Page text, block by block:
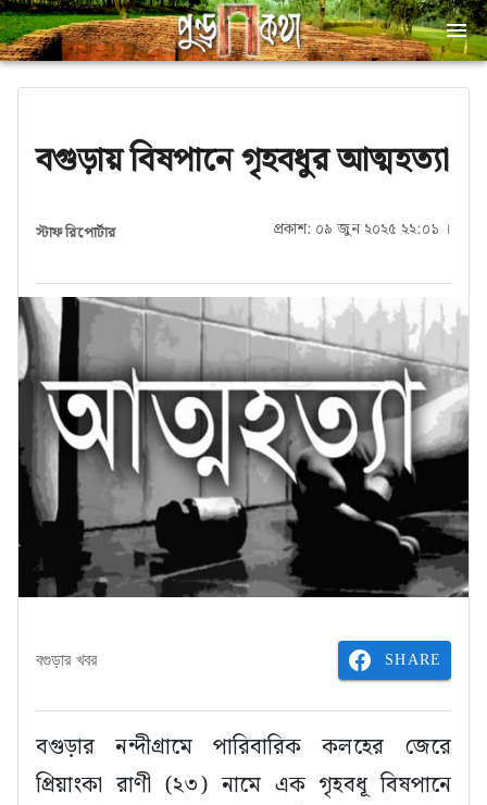
বগুড়ায় বিষপানে গৃহবধুর আত্মহত্যা
স্টাফ রিপোর্টার প্রকাশ: ০৯ জুন ২০২৫ ২২:০১ ।
বগুড়ার খবর SHARE
বগুড়ার নন্দীগ্রামে পারিবারিক কলহের জেরে
প্রিয়াংকা রাণী (২৩) নামে এক গৃহবধূ বিষপানে